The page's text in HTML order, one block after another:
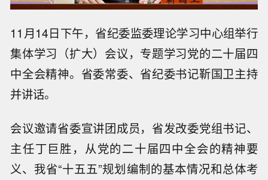
11月14日下午，省纪委监委理论学习中心组举行
集体学习（扩大）会议，专题学习党的二十届四
中全会精神。省委常委、省纪委书记靳国卫主持
并讲话。
会议邀请省委宣讲团成员，省发改委党组书记、
主任丁巨胜，从党的二十届四中全会的精神要
义、我省“十五五”规划编制的基本情况和总体考